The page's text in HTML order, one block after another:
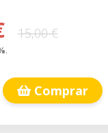
15,00 €
.
Comprar